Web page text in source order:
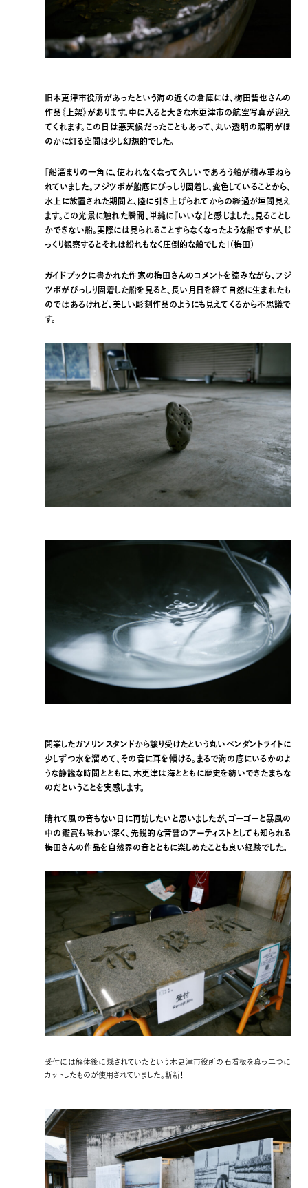
旧木更津市役所があったという海の近くの倉庫には、梅田哲也さんの
作品《上架》があります。中に入ると大きな木更津市の航空写真が迎え
てくれます。この日は悪天候だったこともあって、丸い透明の照明がほ
のかに灯る空間は少し幻想的でした。
「船溜まりの一角に、使われなくなって久しいであろう船が積み重ねら
れていました。フジツボが船底にびっしり固着し、変色していることから、
水上に放置された期間と、陸に引き上げられてからの経過が垣間見え
ます。この光景に触れた瞬間、単純に『いいな』と感じました。見ることし
かできない船。実際には見られることすらなくなったような船ですが、じ
っくり観察するとそれは紛れもなく圧倒的な船でした」（梅田）
ガイドブックに書かれた作家の梅田さんのコメントを読みながら、フジ
ツボがびっしり固着した船を見ると、長い月日を経て自然に生まれたも
のではあるけれど、美しい彫刻作品のようにも見えてくるから不思議で
す。
閉業したガソリンスタンドから譲り受けたという丸いペンダントライトに
少しずつ水を溜めて、その音に耳を傾ける。まるで海の底にいるかのよ
うな静謐な時間とともに、木更津は海とともに歴史を紡いできたまちな
のだということを実感します。
晴れて風の音もない日に再訪したいと思いましたが、ゴーゴーと暴風の
中の鑑賞も味わい深く、先鋭的な音響のアーティストとしても知られる
梅田さんの作品を自然界の音とともに楽しめたことも良い経験でした。
受付には解体後に残されていたという木更津市役所の石看板を真っ二つに
カットしたものが使用されていました。斬新！